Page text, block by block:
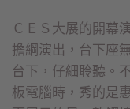
ＣＥＳ大展的開幕
擔綱演出，台下座
台下，仔細聆聽。
板電腦時，秀的是